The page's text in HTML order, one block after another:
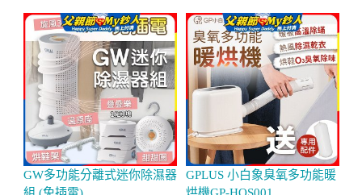
GW多功能分離式迷你除濕器
GPLUS 小白象臭氧多功能暖